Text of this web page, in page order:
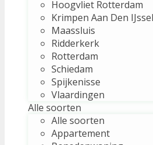
Hoogvliet Rotterdam
Krimpen Aan Den IJssel
Maassluis
Ridderkerk
Rotterdam
Schiedam
Spijkenisse
Vlaardingen
Alle soorten
Alle soorten
Appartement